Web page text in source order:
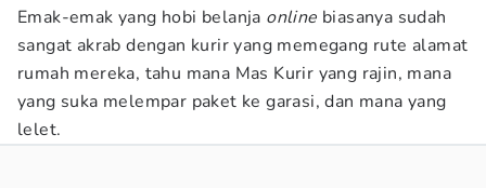
Emak-emak yang hobi belanja online biasanya sudah
sangat akrab dengan kurir yang memegang rute alamat
rumah mereka, tahu mana Mas Kurir yang rajin, mana
yang suka melempar paket ke garasi, dan mana yang
lelet.